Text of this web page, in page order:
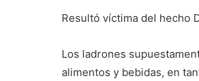
Resultó víctima del hecho
Los ladrones
alimentos y bebidas, en